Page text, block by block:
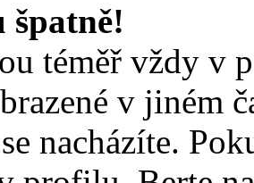
špatně!
téměř vždy v
v jiném
nacházíte.